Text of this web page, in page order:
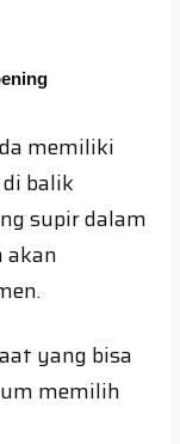
memiliki
balik
supir dalam
akan
yang bisa
memilih